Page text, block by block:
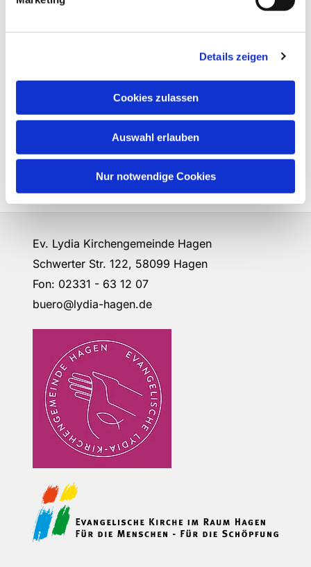
Details zeigen
Cookies zulassen
Auswahl erlauben
Nur notwendige Cookies
Ev. Lydia Kirchengemeinde Hagen
Schwerter Str. 122, 58099 Hagen
Fon: 02331 - 63 12 07
buero@lydia-hagen.de